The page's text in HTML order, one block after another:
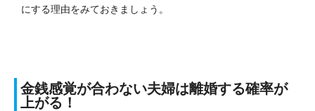
にする理由をみておきましょう。
金銭感覚が合わない夫婦は離婚する確率が
上がる！